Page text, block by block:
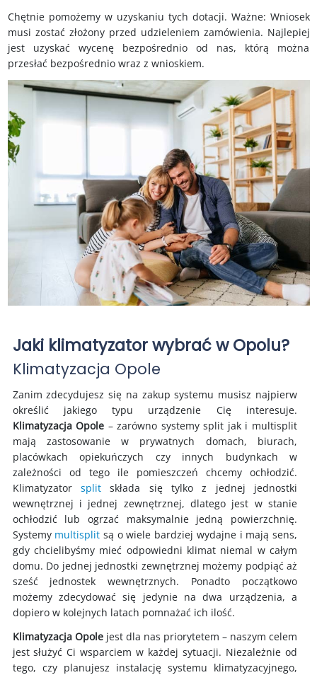
Chętnie pomożemy w uzyskaniu tych dotacji. Ważne: Wniosek
musi zostać złożony przed udzieleniem zamówienia. Najlepiej
jest uzyskać wycenę bezpośrednio od nas, którą można
przesłać bezpośrednio wraz z wnioskiem.
Jaki klimatyzator wybrać w Opolu?
Klimatyzacja Opole
Zanim zdecydujesz się na zakup systemu musisz najpierw
określić jakiego typu urządzenie Cię interesuje.
Klimatyzacja Opole – zarówno systemy split jak i multisplit
mają zastosowanie w prywatnych domach, biurach,
placówkach opiekuńczych czy innych budynkach w
zależności od tego ile pomieszczeń chcemy ochłodzić.
Klimatyzator splitskłada się tylko z jednej jednostki
wewnętrznej i jednej zewnętrznej, dlatego jest w stanie
ochłodzić lub ogrzać maksymalnie jedną powierzchnię.
Systemy multisplit są o wiele bardziej wydajne i mają sens,
gdy chcielibyśmy mieć odpowiedni klimat niemal w całym
domu. Do jednej jednostki zewnętrznej możemy podpiąć aż
sześć jednostek wewnętrznych. Ponadto początkowo
możemy zdecydować się jedynie na dwa urządzenia, a
dopiero w kolejnych latach pomnażać ich ilość.
Klimatyzacja Opolejest dla nas priorytetem – naszym celem
jest służyć Ci wsparciem w każdej sytuacji. Niezależnie od
tego, czy planujesz instalację systemu klimatyzacyjnego,